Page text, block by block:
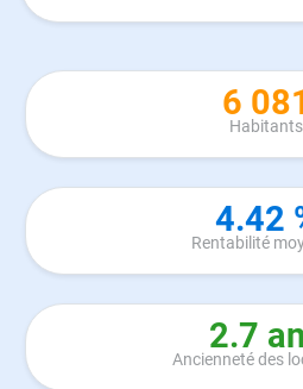
6
Habitants
4.42
Rentabilité
2.7
Ancienneté des